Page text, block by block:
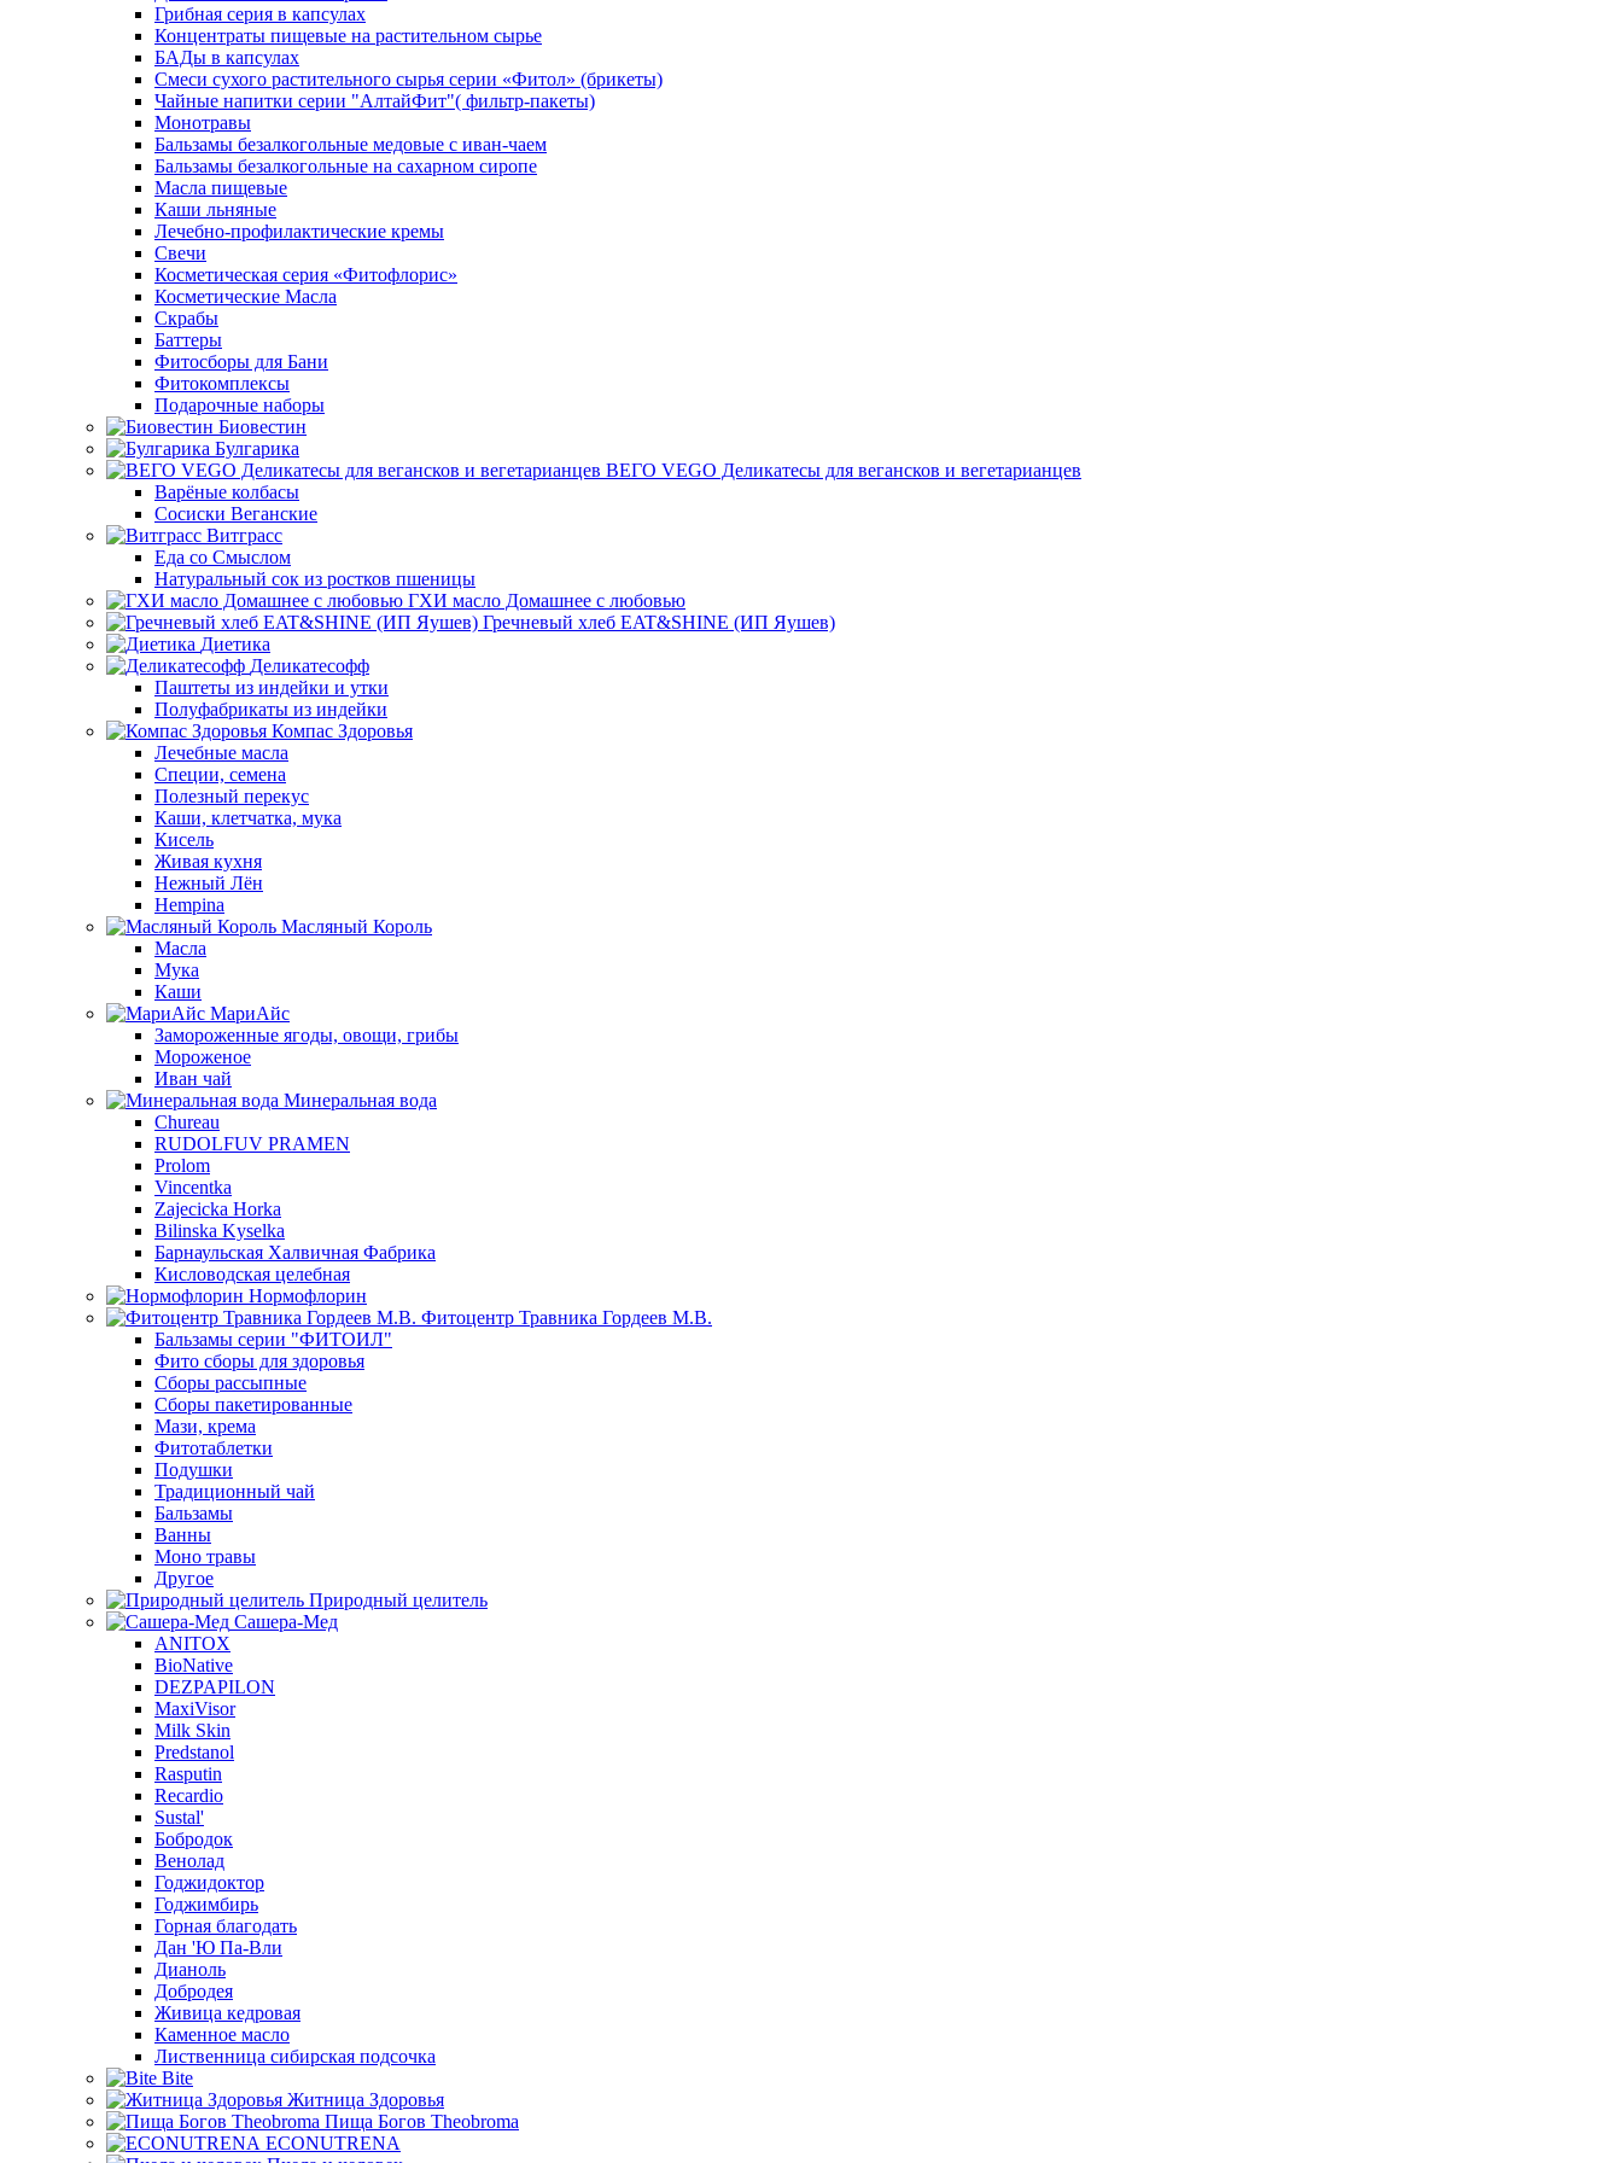
Грибная серия в капсулах
Концентраты пищевые на растительном сырье
БАДы в капсулах
Смеси сухого растительного сырья серии «Фитол» (брикеты)
Чайные напитки серии "АлтайФит"( фильтр-пакеты)
Монотравы
Бальзамы безалкогольные медовые с иван-чаем
Бальзамы безалкогольные на сахарном сиропе
Масла пищевые
Каши льняные
Лечебно-профилактические кремы
Свечи
Косметическая серия «Фитофлорис»
Косметические Масла
Скрабы
Баттеры
Фитосборы для Бани
Фитокомплексы
Подарочные наборы
Биовестин
Булгарика
ВЕГО VEGO Деликатесы для вегансков и вегетарианцев
Варёные колбасы
Сосиски Веганские
Витграсс
Еда со Смыслом
Натуральный сок из ростков пшеницы
ГХИ масло Домашнее с любовью
Гречневый хлеб EAT&SHINE (ИП Яушев)
Диетика
Деликатесофф
Паштеты из индейки и утки
Полуфабрикаты из индейки
Компас Здоровья
Лечебные масла
Специи, семена
Полезный перекус
Каши, клетчатка, мука
Кисель
Живая кухня
Нежный Лён
Hempina
Масляный Король
Масла
Мука
Каши
МариАйс
Замороженные ягоды, овощи, грибы
Мороженое
Иван чай
Минеральная вода
Chureau
RUDOLFUV PRAMEN
Prolom
Vincentka
Zajecicka Horka
Bilinska Kyselka
Барнаульская Халвичная Фабрика
Кисловодская целебная
Нормофлорин
Фитоцентр Травника Гордеев М.В.
Бальзамы серии "ФИТОИЛ"
Фито сборы для здоровья
Сборы рассыпные
Сборы пакетированные
Мази, крема
Фитотаблетки
Подушки
Традиционный чай
Бальзамы
Ванны
Моно травы
Другое
Природный целитель
Сашера-Мед
ANITOX
BioNative
DEZPAPILON
MaxiVisor
Milk Skin
Predstanol
Rasputin
Recardio
Sustal'
Бобродок
Венолад
Годжидоктор
Годжимбирь
Горная благодать
Дан 'Ю Па-Вли
Дианоль
Добродея
Живица кедровая
Каменное масло
Лиственница сибирская подсочка
Bite
Житница Здоровья
Пища Богов Theobroma
ECONUTRENA